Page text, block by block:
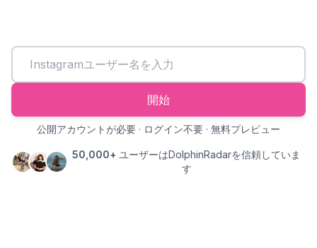
開始
公開アカウントが必要 · ログイン不要 · 無料プレビュー
50,000+ ユーザーはDolphinRadarを信頼していま
す